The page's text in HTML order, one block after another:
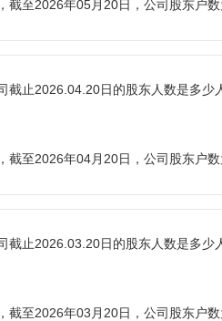
截至2026年05月20日，公司股东户数
截止2026.04.20日的股东人数是多少
截至2026年04月20日，公司股东户数
截止2026.03.20日的股东人数是多少
截至2026年03月20日，公司股东户数